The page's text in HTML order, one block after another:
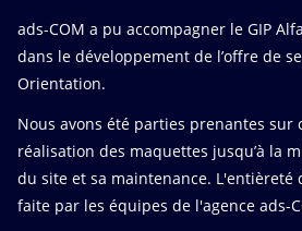
ads-COM a pu accompagner le GIP
dans le développement de l’offre de
Orientation.
Nous avons été parties prenantes sur
réalisation des maquettes jusqu’à la
du site et sa maintenance. L'entièreté
faite par les équipes de l'agence ads-